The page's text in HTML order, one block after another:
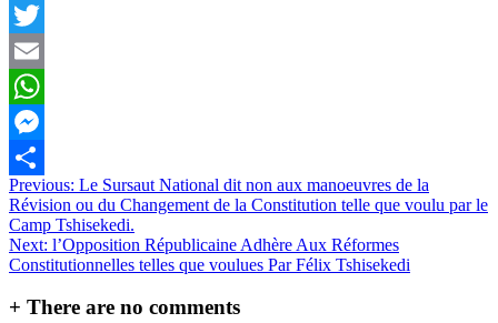
Facebook
Twitter
Email
WhatsApp
Messenger
Partager
Navigation
de
l’article
Previous: Le Sursaut National dit non aux manoeuvres de la
Révision ou du Changement de la Constitution telle que voulu par le
Camp Tshisekedi.
Next: l’Opposition Républicaine Adhère Aux Réformes
Constitutionnelles telles que voulues Par Félix Tshisekedi
+ There are no comments